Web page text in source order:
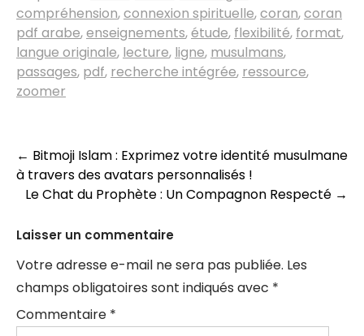
compréhension,connexion spirituelle,coran,coran
pdf arabe,enseignements,étude, flexibilité, format,
langue originale, lecture, ligne, musulmans,
passages, pdf, recherche intégrée, ressource,
zoomer
Navigation
des
← Bitmoji Islam : Exprimez votre identité musulmane
à travers des avatars personnalisés !
Le Chat du Prophète : Un Compagnon Respecté →
Laisser un commentaire
Votre adresse e-mail ne sera pas publiée. Les
champs obligatoires sont indiqués avec *
Commentaire *